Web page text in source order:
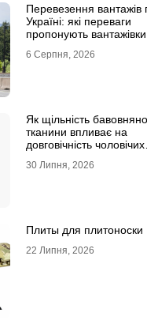
Перевезення вантажів
Україні: які переваги
пропонують вантажівки
6 Серпня, 2026
Як щільність
тканини впливає на
довговічність чоловічих
30 Липня, 2026
Плиты для плитоноски
22 Липня, 2026